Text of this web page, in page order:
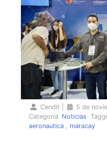
Cendit
5 de
Categoría Noticias
aeronautica, maracay